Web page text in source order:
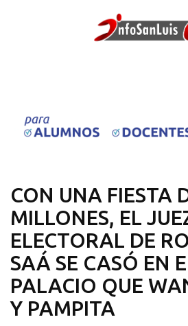
CON UNA FIESTA
MILLONES, EL
ELECTORAL DE
SAÁ SE CASÓ EN
PALACIO QUE
Y PAMPITA